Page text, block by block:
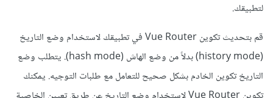
لتطبيقك.
قم بتحديث تكوين Vue Router في تطبيقك لاستخدام وضع التاريخ
(history mode) بدلاً من وضع الهاش (hash mode). يتطلب وضع
التاريخ تكوين الخادم بشكل صحيح للتعامل مع طلبات التوجيه. يمكنك